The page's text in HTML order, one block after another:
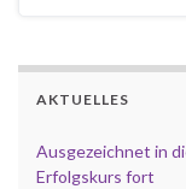
AKTUELLES
Ausgezeichnet in
Erfolgskurs fort